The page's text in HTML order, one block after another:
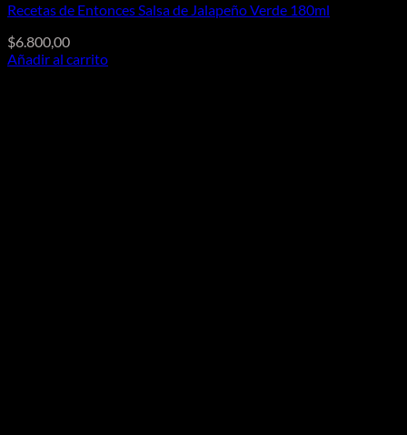
Recetas de Entonces Salsa de Jalapeño Verde 180ml
$6.800,00
Añadir al carrito